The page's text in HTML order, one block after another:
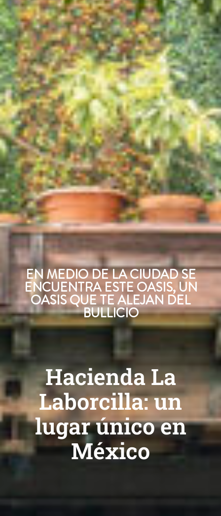
EN MEDIO DE LA CIUDAD SE
ENCUENTRA ESTE OASIS, UN
OASIS QUE TE ALEJAN DEL
BULLICIO
Hacienda La
Laborcilla: un
lugar único en
México